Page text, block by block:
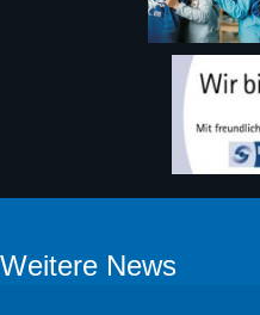
Weitere News